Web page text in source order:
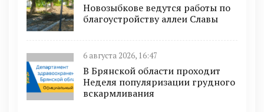
Новозыбкове ведутся работы по
благоустройству аллеи Славы
6 августа 2026, 16:47
В Брянской области проходит
Неделя популяризации грудного
вскармливания